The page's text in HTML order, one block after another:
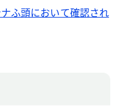
ふ頭において確認され